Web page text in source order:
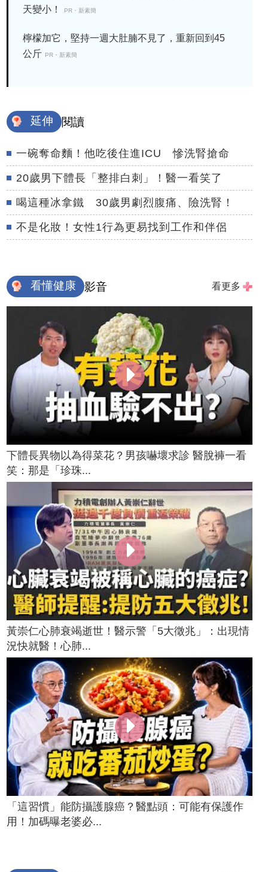
天變小！
PR・新素簡
檸檬加它，堅持一週大肚腩不見了，重新回到45
公斤 PR・新素簡
延伸 閱讀
一碗奪命麵！他吃後住進ICU 慘洗腎搶命
20歲男下體長「整排白刺」！醫一看笑了
喝這種冰拿鐵 30歲男劇烈腹痛、險洗腎！
不是化妝！女性1行為更易找到工作和伴侶
看懂健康 影音 看更多
下體長異物以為得菜花？男孩嚇壞求診 醫脫褲一看
笑：那是「珍珠...
黃崇仁心肺衰竭逝世！醫示警「5大徵兆」：出現情
況快就醫！心肺...
「這習慣」能防攝護腺癌？醫點頭：可能有保護作
用！加碼曝老婆必...